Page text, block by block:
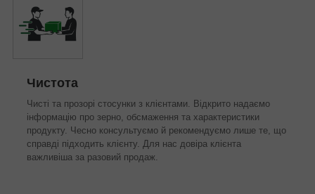
Чистота
Чисті та прозорі стосунки з клієнтами. Відкрито надаємо
інформацію про зерно, обсмаження та характеристики
продукту. Чесно консультуємо й рекомендуємо лише те, що
справді підходить клієнту. Для нас довіра клієнта
важливіша за разовий продаж.